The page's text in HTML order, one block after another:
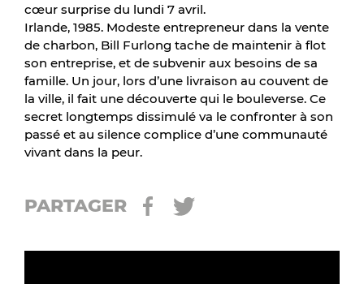
cœur surprise du lundi 7 avril.
Irlande, 1985. Modeste entrepreneur dans la vente
de charbon, Bill Furlong tache de maintenir à flot
son entreprise, et de subvenir aux besoins de sa
famille. Un jour, lors d’une livraison au couvent de
la ville, il fait une découverte qui le bouleverse. Ce
secret longtemps dissimulé va le confronter à son
passé et au silence complice d’une communauté
vivant dans la peur.
PARTAGER